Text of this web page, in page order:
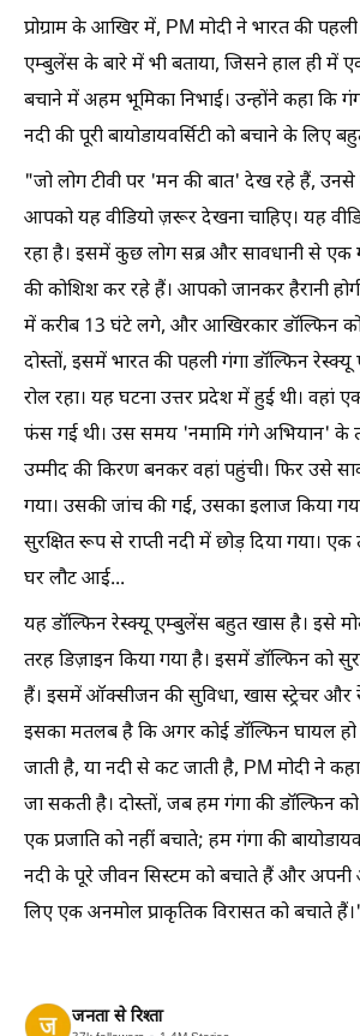
प्रोग्राम के आखिर में, PM मोदी ने भारत की
एम्बुलेंस के बारे में भी बताया, जिसने हाल ही में
बचाने में अहम भूमिका निभाई। उन्होंने कहा कि
नदी की पूरी बायोडायवर्सिटी को बचाने के लिए
"जो लोग टीवी पर 'मन की बात' देख रहे हैं, उनसे
आपको यह वीडियो ज़रूर देखना चाहिए। यह
रहा है। इसमें कुछ लोग सब्र और सावधानी से एक
की कोशिश कर रहे हैं। आपको जानकर हैरानी
में करीब 13 घंटे लगे, और आखिरकार डॉल्फिन को
दोस्तों, इसमें भारत की पहली गंगा डॉल्फिन
रोल रहा। यह घटना उत्तर प्रदेश में हुई थी। वहां
फंस गई थी। उस समय 'नमामि गंगे अभियान' के
उम्मीद की किरण बनकर वहां पहुंची। फिर उसे
गया। उसकी जांच की गई, उसका इलाज किया
सुरक्षित रूप से राप्ती नदी में छोड़ दिया गया।
घर लौट आई...
यह डॉल्फिन रेस्क्यू एम्बुलेंस बहुत खास है। इसे
तरह डिज़ाइन किया गया है। इसमें डॉल्फिन को
हैं। इसमें ऑक्सीजन की सुविधा, खास स्ट्रेचर और
इसका मतलब है कि अगर कोई डॉल्फिन घायल
जाती है, या नदी से कट जाती है, PM मोदी ने
जा सकती है। दोस्तों, जब हम गंगा की डॉल्फिन
एक प्रजाति को नहीं बचाते; हम गंगा की
नदी के पूरे जीवन सिस्टम को बचाते हैं और अपनी
लिए एक अनमोल प्राकृतिक विरासत को बचाते
जनता से रिश्ता